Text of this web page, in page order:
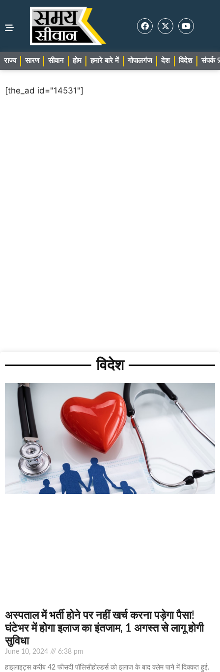
राज्य सारण सीवान होम हमारे बारे में गोपालगंज देश विदेश संपर्क
[the_ad id="14531"]
विदेश
अस्‍पताल में भर्ती होने पर नहीं खर्च करना पड़ेगा पैसा!
घंटेभर में होगा इलाज का इंतजाम, 1 अगस्‍त से लागू होगी
सुविधा
June 10, 2024 6:38 pm
हाइलाइट्स करीब 42 फीसदी पॉलिसीहोल्‍डर्स को इलाज के बाद क्‍लेम पाने में दिक्‍कत हुई.